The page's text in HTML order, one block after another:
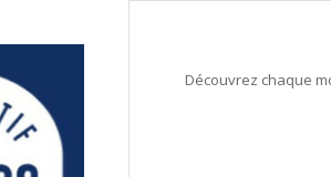
Découvrez chaque